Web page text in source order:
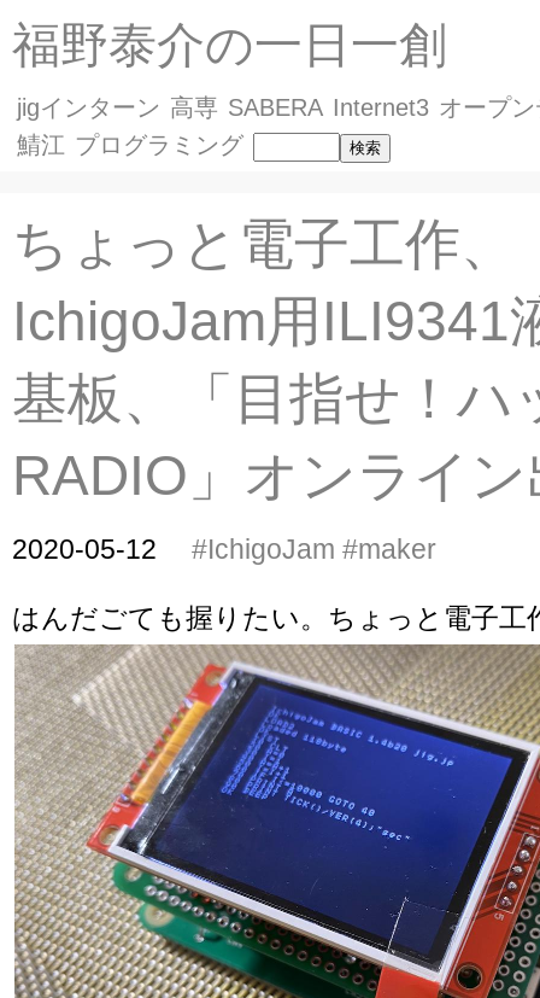
福野泰介の一日一創
jigインターン 高専 SABERA Internet3 オープ
鯖江 プログラミング
ちょっと電子工作、
IchigoJam用ILI9341
基板、「目指せ！ハ
RADIO」オンライ
2020-05-12 #IchigoJam #maker
はんだごても握りたい。ちょっと電子工